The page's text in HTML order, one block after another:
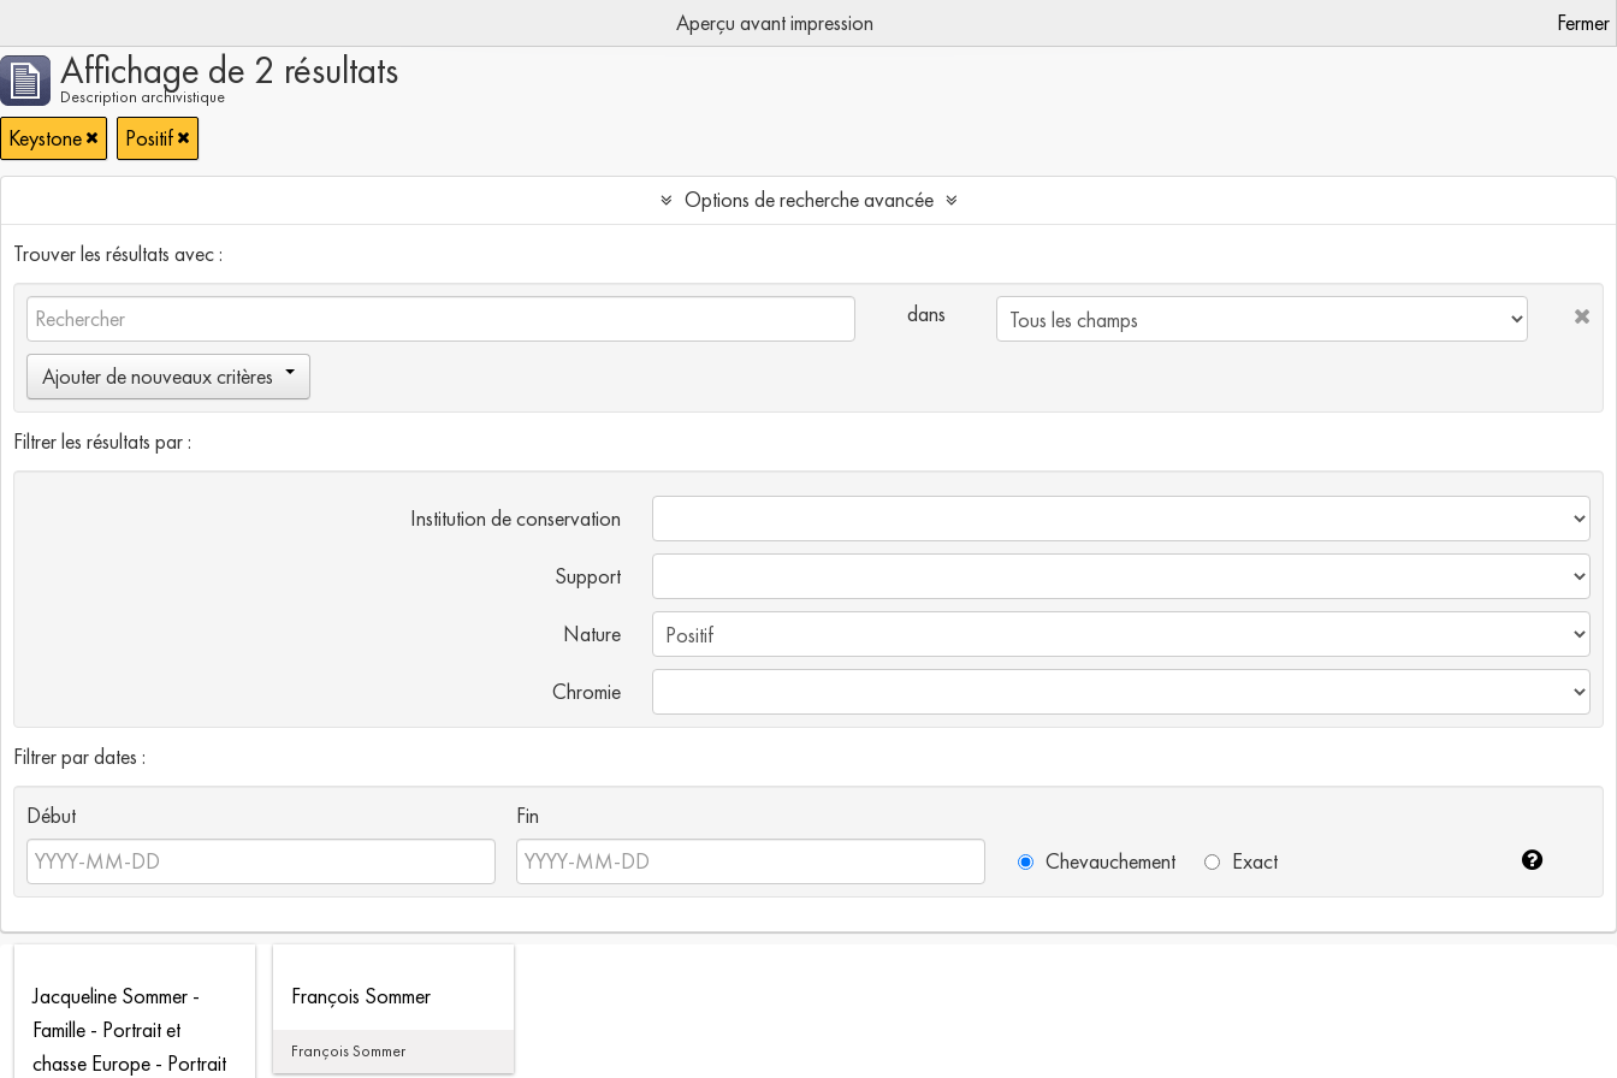
Aperçu avant impression Fermer
Affichage de 2 résultats
Description archivistique
Keystone Positif
Options de recherche avancée
Trouver les résultats avec :
dans
Ajouter de nouveaux critères
Filtrer les résultats par :
Institution de conservation
Support
Nature
Chromie
Filtrer par dates :
Début
Fin
Chevauchement
Exact
Jacqueline Sommer -
Famille - Portrait et
chasse Europe - Portrait
François Sommer
François Sommer